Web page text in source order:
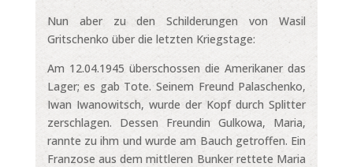
Nun aber zu den Schilderungen von Wasil
Gritschenko über die letzten Kriegstage:
Am 12.04.1945 überschossen die Amerikaner das
Lager; es gab Tote. Seinem Freund Palaschenko,
Iwan Iwanowitsch, wurde der Kopf durch Splitter
zerschlagen. Dessen Freundin Gulkowa, Maria,
rannte zu ihm und wurde am Bauch getroffen. Ein
Franzose aus dem mittleren Bunker rettete Maria